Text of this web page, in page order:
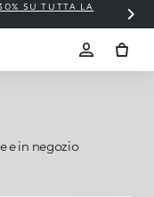
SU TUTTA LA
e in negozio